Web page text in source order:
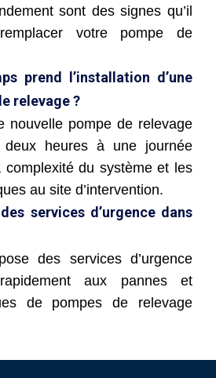
sont des signes qu’il
votre pompe de
prend l’installation d’une
relevage ?
nouvelle pompe de relevage
heures à une journée
complexité du système et les
au site d’intervention.
services d’urgence dans
des services d’urgence
aux pannes et
de pompes de relevage